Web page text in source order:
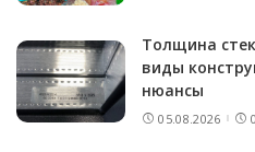
Толщина
виды
нюансы
05.08.2026